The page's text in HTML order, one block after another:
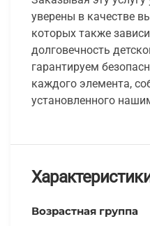
уверены в качестве
которых также
долговечность
гарантируем
каждого элемента,
установленного
Возрастная группа